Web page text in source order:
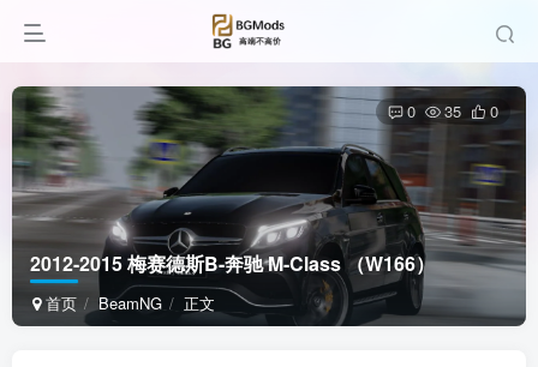
2012-2015 梅赛德斯B-奔驰 M-Class （W166）
首页 BeamNG 正文
0 35 0